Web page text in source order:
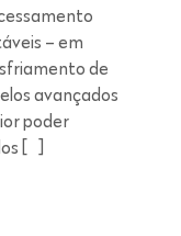
– em
de
avançados
poder
[…]